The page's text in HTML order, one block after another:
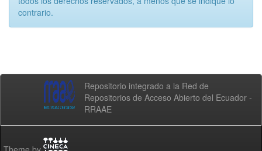
contrario.
Repositorio integrado a la Red de
Repositorios de Acceso Abierto del Ecuador -
RRAAE